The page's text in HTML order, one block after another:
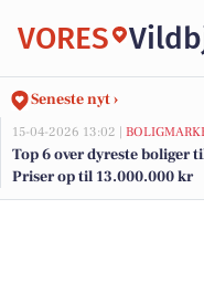
VORES
Seneste nyt ›
15-04-2026 13:02 |
Top 6 over dyreste boliger
Priser op til 13.000.000 kr